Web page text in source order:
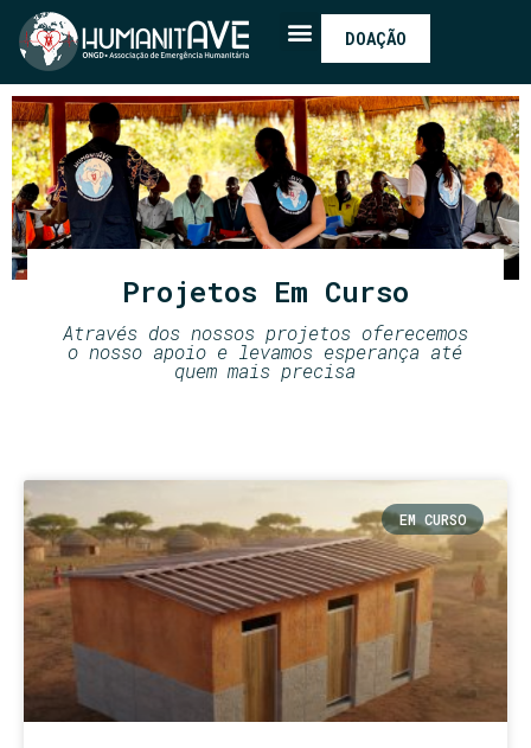
DOAÇÃO
Projetos Em Curso
Através dos nossos projetos oferecemos
o nosso apoio e levamos esperança até
quem mais precisa
EM CURSO